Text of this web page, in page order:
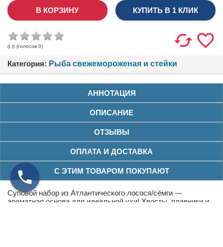
КУПИТЬ В 1 КЛИК
0.0 (голосов 0)
Категория: Рыба свежемороженая и стейки
АННОТАЦИЯ
ОПИСАНИЕ
ОТЗЫВЫ
ОПЛАТА И ДОСТАВКА
С ЭТИМ ТОВАРОМ ПОКУПАЮТ
Суповой набор из Атлантического лосося/сёмги —
ароматная основа для идеальной ухи! Хвосты, плавники и